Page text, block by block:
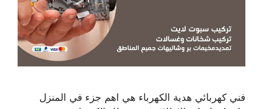
فني كهربائي هدية الكهرباء هي اهم جزء في المنزل